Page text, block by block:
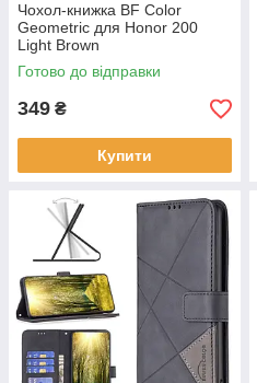
Чохол-книжка BF Color
Geometric для Honor 200
Light Brown
Готово до відправки
349 ₴
Купити